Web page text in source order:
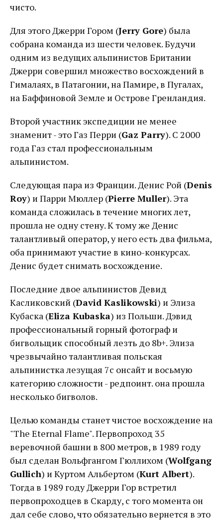
чисто.
Для этого Джерри Гором (Jerry Gore) была
собрана команда из шести человек. Будучи
одним из ведущих альпинистов Британии
Джерри совершил множество восхождений в
Гималаях, в Патагонии, на Памире, в Пугалах,
на Баффиновой Земле и Острове Гренландия.
Второй участник экспедиции не менее
знаменит - это Газ Перри (Gaz Parry). С 2000
года Газ стал профессиональным
альпинистом.
Следующая пара из Франции. Денис Рой (Denis
Roy) и Парри Мюллер (Pierre Muller). Эта
команда сложилась в течение многих лет,
прошла не одну стену. К тому же Денис
талантливый оператор, у него есть два фильма,
оба принимают участие в кино-конкурсах.
Денис будет снимать восхождение.
Последние двое альпинистов Девид
Касликовский (David Kaslikowski) и Элиза
Кубаска (Eliza Kubaska) из Польши. Дэвид
профессиональный горный фотограф и
бигвольщик способный лезть до 8b+. Элиза
чрезвычайно талантливая польская
альпинистка лезущая 7с онсайт и восьмую
категорию сложности - редпоинт. она прошла
несколько бигволов.
Целью команды станет чистое восхождение на
"The Eternal Flame". Первопроход 35
веревочной башни в 800 метров, в 1989 году
был сделан Вольфгангом Гюллихом (Wolfgang
Gullich) и Куртом Альбертом (Kurt Albert).
Тогда в 1989 году Джерри Гор встретил
первопроходцев в Скарду, с того момента он
дал себе слово, что обязательно вернется в это